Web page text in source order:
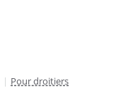
| Pour droitiers